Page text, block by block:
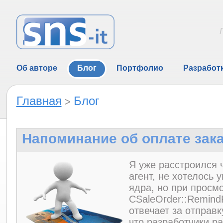
Об авторе Блог Портфолио
Главная > Блог
Напоминание об оплате
Я уже расстроился
агент, не хотелось
ядра, но при
отвечает за